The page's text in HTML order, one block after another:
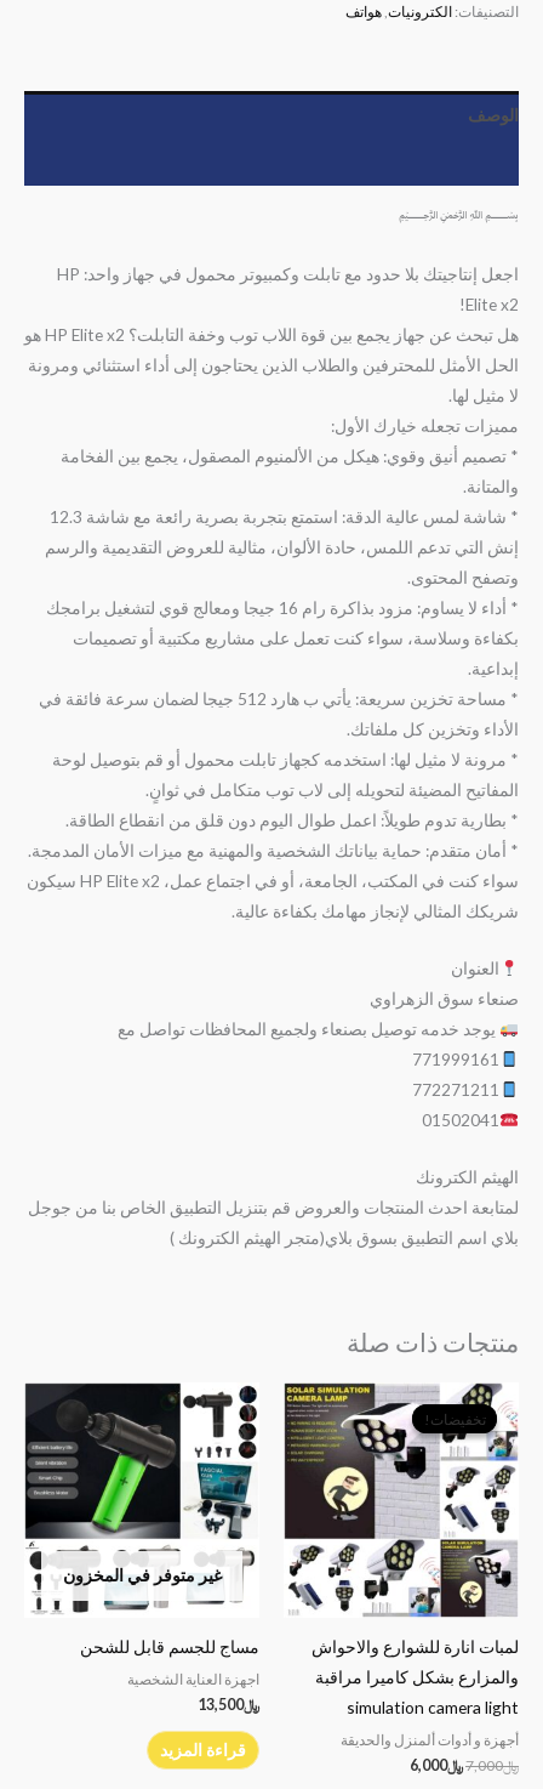
التصنيفات: الكترونيات هواتف
الوصف
﷽
اجعل إنتاجيتك بلا حدود مع تابلت وكمبيوتر محمول في جهاز واحد: HP
Elite x2!
هل تبحث عن جهاز يجمع بين قوة اللاب توب وخفة التابلت؟ HP Elite x2 هو
الحل الأمثل للمحترفين والطلاب الذين يحتاجون إلى أداء استثنائي ومرونة
لا مثيل لها.
مميزات تجعله خيارك الأول:
* تصميم أنيق وقوي: هيكل من الألمنيوم المصقول، يجمع بين الفخامة
والمتانة.
* شاشة لمس عالية الدقة: استمتع بتجربة بصرية رائعة مع شاشة 12.3
إنش التي تدعم اللمس، حادة الألوان، مثالية للعروض التقديمية والرسم
وتصفح المحتوى.
* أداء لا يساوم: مزود بذاكرة رام 16 جيجا ومعالج قوي لتشغيل برامجك
بكفاءة وسلاسة، سواء كنت تعمل على مشاريع مكتبية أو تصميمات
إبداعية.
* مساحة تخزين سريعة: يأتي ب هارد 512 جيجا لضمان سرعة فائقة في
الأداء وتخزين كل ملفاتك.
* مرونة لا مثيل لها: استخدمه كجهاز تابلت محمول أو قم بتوصيل لوحة
المفاتيح المضيئة لتحويله إلى لاب توب متكامل في ثوانٍ.
* بطارية تدوم طويلاً: اعمل طوال اليوم دون قلق من انقطاع الطاقة.
* أمان متقدم: حماية بياناتك الشخصية والمهنية مع ميزات الأمان المدمجة.
سواء كنت في المكتب، الجامعة، أو في اجتماع عمل، HP Elite x2 سيكون
شريكك المثالي لإنجاز مهامك بكفاءة عالية.
العنوان
صنعاء سوق الزهراوي
يوجد خدمه توصيل بصنعاء ولجميع المحافظات تواصل مع
771999161
772271211
01502041
الهيثم الكترونك
لمتابعة احدث المنتجات والعروض قم بتنزيل التطبيق الخاص بنا من جوجل
بلاي اسم التطبيق بسوق بلاي(متجر الهيثم الكترونك )
منتجات ذات صلة
تخفيضات!
تخفيضات!
لمبات انارة للشوارع والاحواش
والمزارع بشكل كاميرا مراقبة
simulation camera light
أجهزة و أدوات ألمنزل والحديقة
﷼7,000
السعر
الأصلي
هو:
﷼7,000.
﷼6,000
السعر
الحالي
هو:
﷼6,000.
غير متوفر في المخزون
مساج للجسم قابل للشحن
اجهزة العناية الشخصية
﷼13,500
قراءة المزيد